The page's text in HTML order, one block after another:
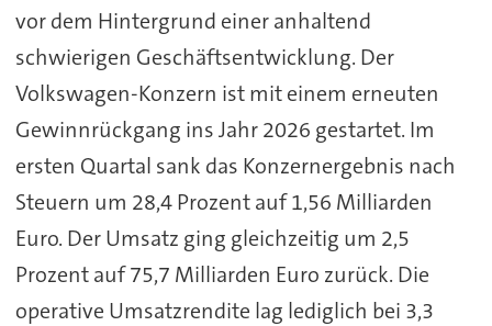
vor dem Hintergrund einer anhaltend
schwierigen Geschäftsentwicklung. Der
Volkswagen-Konzern ist mit einem erneuten
Gewinnrückgang ins Jahr 2026 gestartet. Im
ersten Quartal sank das Konzernergebnis nach
Steuern um 28,4 Prozent auf 1,56 Milliarden
Euro. Der Umsatz ging gleichzeitig um 2,5
Prozent auf 75,7 Milliarden Euro zurück. Die
operative Umsatzrendite lag lediglich bei 3,3